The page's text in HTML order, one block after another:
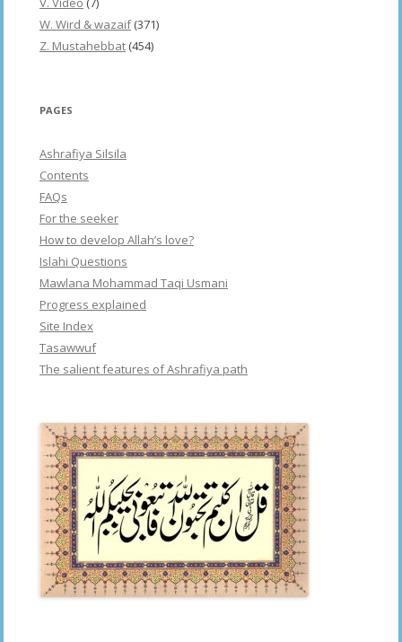
W. Wird & wazaif(371)
Z. Mustahebbat (454)
PAGES
Ashrafiya Silsila
Contents
FAQs
For the seeker
How to develop Allah’s love?
Islahi Questions
Mawlana Mohammad Taqi Usmani
Progress explained
Site Index
Tasawwuf
The salient features of Ashrafiya path